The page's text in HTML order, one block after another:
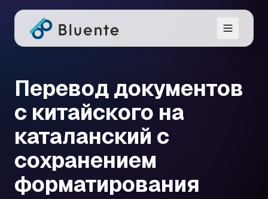
Перевод документов
с китайского на
каталанский с
сохранением
форматирования